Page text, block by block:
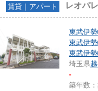
賃貸｜アパート レオパ
東武伊
東武伊
東武伊
埼玉県
-
築年数